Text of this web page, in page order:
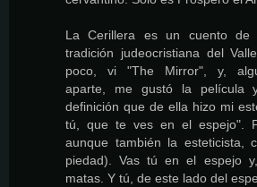
La Cerillera es un cuento
tradición judeocristiana del
poco, vi "The Mirror", y,
aparte, me gustó la película
definición que de ella hizo mi
tú, que te ves en el espejo".
aunque también la esteticista,
piedad). Vas tú en el espejo
matas. Y tú, de este lado del